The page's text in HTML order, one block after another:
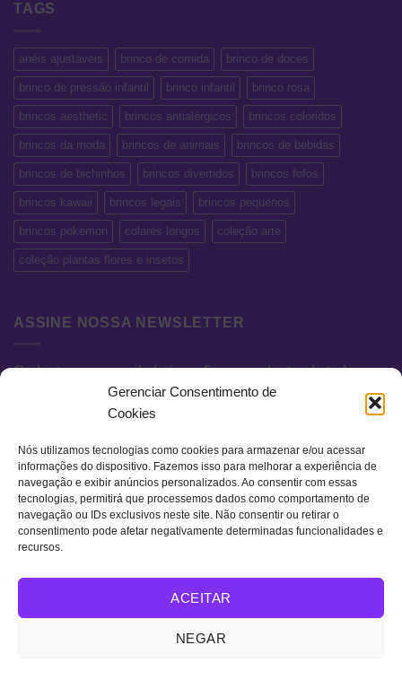
Gerenciar Consentimento de
Cookies
Nós utilizamos tecnologias como cookies para armazenar e/ou acessar
informações do dispositivo. Fazemos isso para melhorar a experiência de
navegação e exibir anúncios personalizados. Ao consentir com essas
tecnologias, permitirá que processemos dados como comportamento de
navegação ou IDs exclusivos neste site. Não consentir ou retirar o
consentimento pode afetar negativamente determinadas funcionalidades e
recursos.
ACEITAR
NEGAR
TAGS
anéis ajustáveis brinco de comida brinco de doces
brinco de pressão infantil brinco infantil brinco rosa
brincos aesthetic brincos antialérgicos brincos coloridos
brincos da moda brincos de animais brincos de bebidas
brincos de bichinhos brincos divertidos brincos fofos
brincos kawaii brincos legais brincos pequenos
brincos pokemon colares longos coleção arte
coleção plantas flores e insetos
ASSINE NOSSA NEWSLETTER
Cadastre seu e-mail abaixo e fique por dentro de todas as
novidades e promoções exclusivas.
Visa MasterCard
FAQ
CONTATO